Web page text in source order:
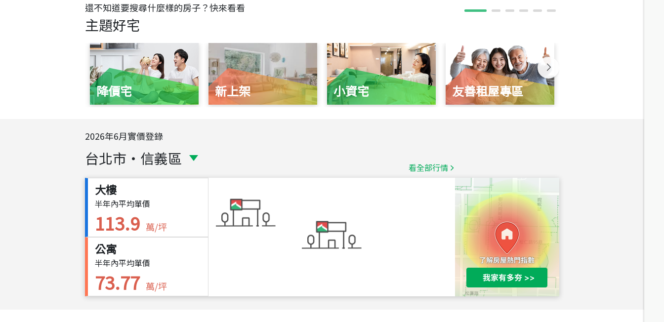
還不知道要搜尋什麼樣的房子？快來看看
主題好宅
降價宅 新上架 小資宅 友善租屋專區
2026年6月實價登錄
台北市 ・ 信義區 看全部行情
大樓
半年內平均單價
113.9 萬/坪
公寓
半年內平均單價
73.77 萬/坪
台北市中山區長春路
1,020萬
總價
490萬
新竹市新竹市慈祥路
總價
1,808萬